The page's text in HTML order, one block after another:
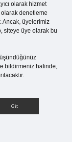
olarak hizmet
denetleme
Ancak, üyelerimiz
siteye üye olarak bu
bildirmeniz halinde,